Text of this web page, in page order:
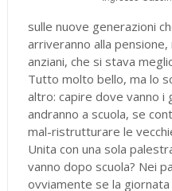
sulle nuove generazioni
arriveranno alla
anziani, che si stava
Tutto molto bello, ma lo
altro: capire dove vanno i
andranno a scuola, se
mal-ristrutturare le
Unita con una sola
vanno dopo scuola? Nei
ovviamente se la